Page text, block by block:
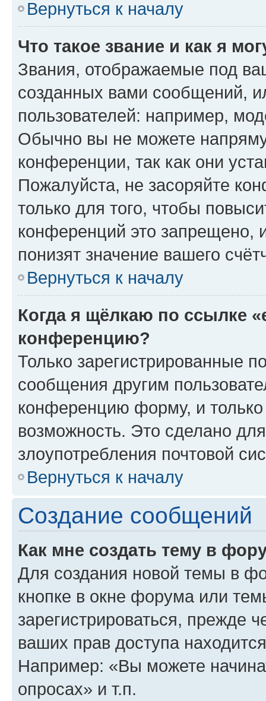
Вернуться к началу
Что такое звание и как я
Звания, отображаемые под
созданных вами сообщений,
пользователей: например,
Обычно вы не можете
конференции, так как они
Пожалуйста, не засоряйте
только для того, чтобы
конференций это запрещено,
понизят значение вашего
Вернуться к началу
Когда я щёлкаю по ссылке
конференцию?
Только зарегистрированные
сообщения другим
конференцию форму, и
возможность. Это сделано
злоупотребления почтовой
Вернуться к началу
Создание сообщений
Как мне создать тему в
Для создания новой темы в
кнопке в окне форума или
зарегистрироваться, прежде
ваших прав доступа
Например: «Вы можете
опросах» и т.п.